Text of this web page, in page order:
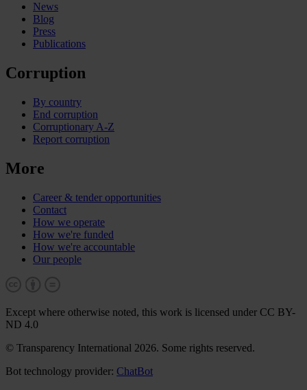
News
Blog
Press
Publications
Corruption
By country
End corruption
Corruptionary A-Z
Report corruption
More
Career & tender opportunities
Contact
How we operate
How we're funded
How we're accountable
Our people
Except where otherwise noted, this work is licensed under CC BY-
ND 4.0
© Transparency International 2026. Some rights reserved.
Bot technology provider: ChatBot